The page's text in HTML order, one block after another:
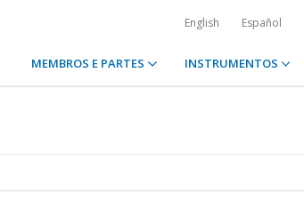
English Español
MEMBROS E PARTES INSTRUMENTOS